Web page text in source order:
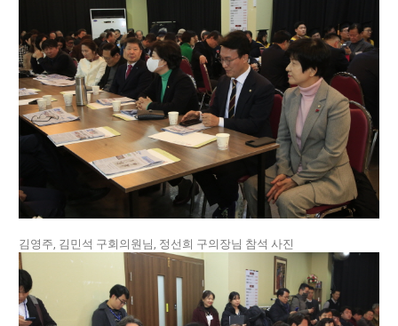
김영주, 김민석 구회의원님, 정선희 구의장님 참석 사진